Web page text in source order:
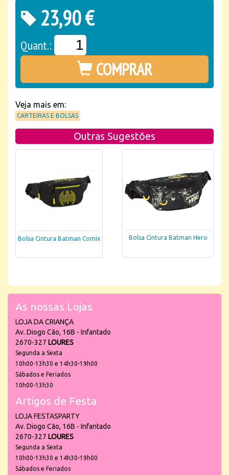
23,90 €
Quant.:
COMPRAR
Veja mais em:
CARTEIRAS E BOLSAS
Outras Sugestões
Bolsa Cintura Batman Comix Bolsa Cintura Batman Hero
As nossas Lojas
LOJA DA CRIANÇA
Av. Diogo Cão, 16B - Infantado
2670-327 LOURES
Segunda a Sexta
10h00-13h30 e 14h30-19h00
Sábados e Feriados
10h00-13h30
Artigos de Festa
LOJA FESTASPARTY
Av. Diogo Cão, 16B - Infantado
2670-327 LOURES
Segunda a Sexta
10h00-13h30 e 14h30-19h00
Sábados e Feriados